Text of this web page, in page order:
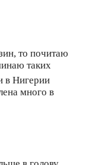
то почитаю
таких
в Нигерии
много в